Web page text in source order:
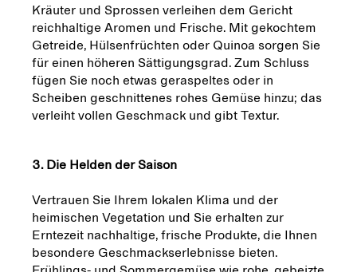
Kräuter und Sprossen verleihen dem Gericht
reichhaltige Aromen und Frische. Mit gekochtem
Getreide, Hülsenfrüchten oder Quinoa sorgen Sie
für einen höheren Sättigungsgrad. Zum Schluss
fügen Sie noch etwas geraspeltes oder in
Scheiben geschnittenes rohes Gemüse hinzu; das
verleiht vollen Geschmack und gibt Textur.
3. Die Helden der Saison
Vertrauen Sie Ihrem lokalen Klima und der
heimischen Vegetation und Sie erhalten zur
Erntezeit nachhaltige, frische Produkte, die Ihnen
besondere Geschmackserlebnisse bieten.